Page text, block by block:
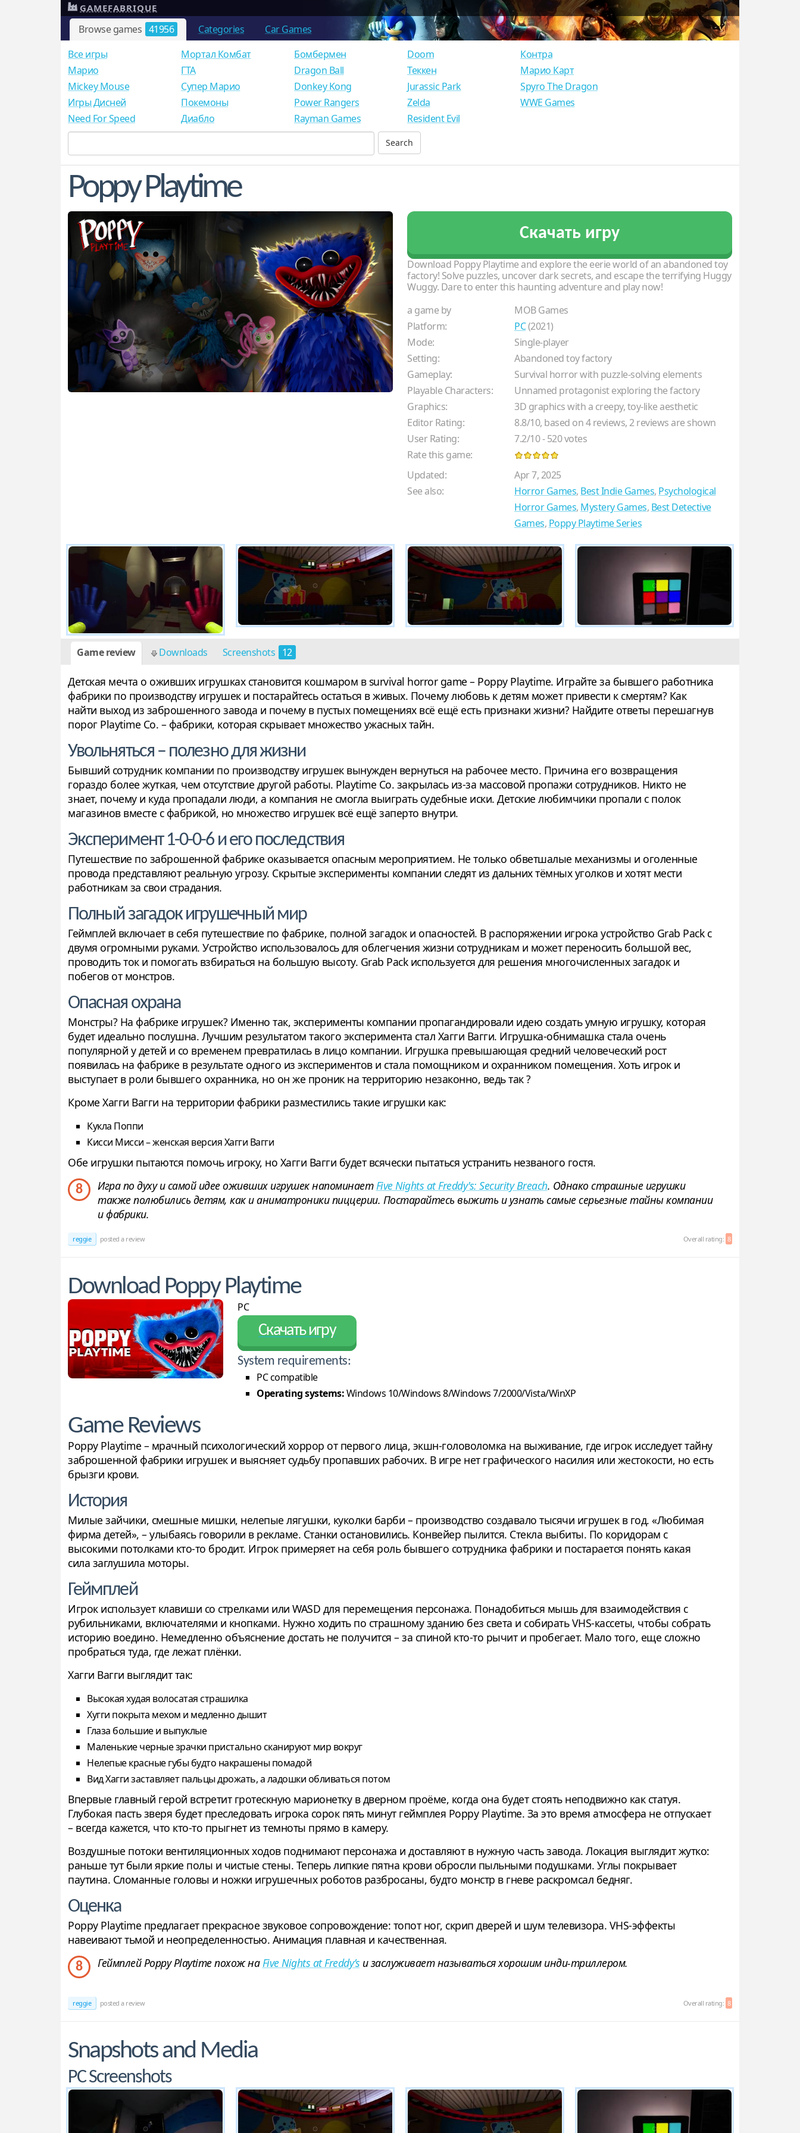
Browse games 41956 Categories Car Games
GAMEFABRIQUE
Все игры
Mарио
Mickey Mouse
Игры Дисней
Need For Speed
Мортал Комбат
ГТА
Супер Марио
Покемоны
Диабло
Бомбермен
Dragon Ball
Donkey Kong
Power Rangers
Rayman Games
Doom
Теккен
Jurassic Park
Zelda
Resident Evil
Контра
Марио Карт
Spyro The Dragon
WWE Games
Poppy Playtime
Скачать игру
Download Poppy Playtime and explore the eerie world of an abandoned toy
factory! Solve puzzles, uncover dark secrets, and escape the terrifying Huggy
Wuggy. Dare to enter this haunting adventure and play now!
a game by
MOB Games
Platform:
PC(2021)
Mode:
Single-player
Setting:
Abandoned toy factory
Gameplay:
Survival horror with puzzle-solving elements
Playable Characters:
Unnamed protagonist exploring the factory
Graphics:
3D graphics with a creepy, toy-like aesthetic
Editor Rating:
8.8/10, based on4reviews,2reviews are shown
User Rating:
7.2/10-520votes
Rate this game:
Updated:
Apr 7, 2025
See also:
Horror Games, Best Indie Games, Psychological
Horror Games, Mystery Games, Best Detective
Games, Poppy Playtime Series
Game review Downloads Screenshots 12
Детская мечта о оживших игрушках становится кошмаром в survival horror game – Poppy Playtime. Играйте за бывшего работника
фабрики по производству игрушек и постарайтесь остаться в живых. Почему любовь к детям может привести к смертям? Как
найти выход из заброшенного завода и почему в пустых помещениях всё ещё есть признаки жизни? Найдите ответы перешагнув
порог Playtime Co. – фабрики, которая скрывает множество ужасных тайн.
Увольняться – полезно для жизни
Бывший сотрудник компании по производству игрушек вынужден вернуться на рабочее место. Причина его возвращения
гораздо более жуткая, чем отсутствие другой работы. Playtime Co. закрылась из-за массовой пропажи сотрудников. Никто не
знает, почему и куда пропадали люди, а компания не смогла выиграть судебные иски. Детские любимчики пропали с полок
магазинов вместе с фабрикой, но множество игрушек всё ещё заперто внутри.
Эксперимент 1-0-0-6 и его последствия
Путешествие по заброшенной фабрике оказывается опасным мероприятием. Не только обветшалые механизмы и оголенные
провода представляют реальную угрозу. Скрытые эксперименты компании следят из дальних тёмных уголков и хотят мести
работникам за свои страдания.
Полный загадок игрушечный мир
Геймплей включает в себя путешествие по фабрике, полной загадок и опасностей. В распоряжении игрока устройство Grab Pack с
двумя огромными руками. Устройство использовалось для облегчения жизни сотрудникам и может переносить большой вес,
проводить ток и помогать взбираться на большую высоту. Grab Pack используется для решения многочисленных загадок и
побегов от монстров.
Опасная охрана
Монстры? На фабрике игрушек? Именно так, эксперименты компании пропагандировали идею создать умную игрушку, которая
будет идеально послушна. Лучшим результатом такого эксперимента стал Хагги Вагги. Игрушка-обнимашка стала очень
популярной у детей и со временем превратилась в лицо компании. Игрушка превышающая средний человеческий рост
появилась на фабрике в результате одного из экспериментов и стала помощником и охранником помещения. Хоть игрок и
выступает в роли бывшего охранника, но он же проник на территорию незаконно, ведь так ?
Кроме Хагги Вагги на территории фабрики разместились такие игрушки как:
Кукла Поппи
Кисси Мисси – женская версия Хагги Вагги
Обе игрушки пытаются помочь игроку, но Хагги Вагги будет всячески пытаться устранить незваного гостя.
8
Игра по духу и самой идее оживших игрушек напоминаетFive Nights at Freddy's: Security Breach. Однако страшные игрушки
также полюбились детям, как и аниматроники пиццерии. Постарайтесь выжить и узнать самые серьезные тайны компании
и фабрики.
reggie posted a review Overall rating: 8
Download Poppy Playtime
PC
Скачать игру
System requirements:
PC compatible
Operating systems:Windows 10/Windows 8/Windows 7/2000/Vista/WinXP
Game Reviews
Poppy Playtime – мрачный психологический хоррор от первого лица, экшн-головоломка на выживание, где игрок исследует тайну
заброшенной фабрики игрушек и выясняет судьбу пропавших рабочих. В игре нет графического насилия или жестокости, но есть
брызги крови.
История
Милые зайчики, смешные мишки, нелепые лягушки, куколки барби – производство создавало тысячи игрушек в год. «Любимая
фирма детей», – улыбаясь говорили в рекламе. Станки остановились. Конвейер пылится. Стекла выбиты. По коридорам с
высокими потолками кто-то бродит. Игрок примеряет на себя роль бывшего сотрудника фабрики и постарается понять какая
сила заглушила моторы.
Геймплей
Игрок использует клавиши со стрелками или WASD для перемещения персонажа. Понадобиться мышь для взаимодействия с
рубильниками, включателями и кнопками. Нужно ходить по страшному зданию без света и собирать VHS-кассеты, чтобы собрать
историю воедино. Немедленно объяснение достать не получится – за спиной кто-то рычит и пробегает. Мало того, еще сложно
пробраться туда, где лежат плёнки.
Хагги Вагги выглядит так:
Высокая худая волосатая страшилка
Хугги покрыта мехом и медленно дышит
Глаза большие и выпуклые
Маленькие черные зрачки пристально сканируют мир вокруг
Нелепые красные губы будто накрашены помадой
Вид Хагги заставляет пальцы дрожать, а ладошки обливаться потом
Впервые главный герой встретит гротескную марионетку в дверном проёме, когда она будет стоять неподвижно как статуя.
Глубокая пасть зверя будет преследовать игрока сорок пять минут геймплея Poppy Playtime. За это время атмосфера не отпускает
– всегда кажется, что кто-то прыгнет из темноты прямо в камеру.
Воздушные потоки вентиляционных ходов поднимают персонажа и доставляют в нужную часть завода. Локация выглядит жутко:
раньше тут были яркие полы и чистые стены. Теперь липкие пятна крови обросли пыльными подушками. Углы покрывает
паутина. Сломанные головы и ножки игрушечных роботов разбросаны, будто монстр в гневе раскромсал бедняг.
Оценка
Poppy Playtime предлагает прекрасное звуковое сопровождение: топот ног, скрип дверей и шум телевизора. VHS-эффекты
навеивают тьмой и неопределенностью. Анимация плавная и качественная.
8
Геймплей Poppy Playtime похож наFive Nights at Freddy’s и заслуживает называться хорошим инди-триллером.
reggie posted a review Overall rating: 8
Snapshots and Media
PC Screenshots